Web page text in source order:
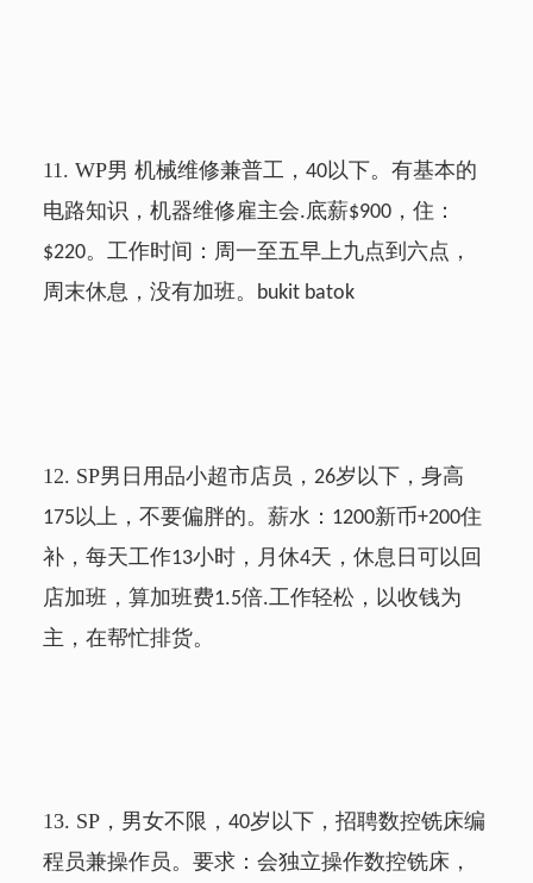
11. WP男 机械维修兼普工， 40以下。有基本的
电路知识，机器维修雇主会.底薪$900，住：
$220。工作时间：周一至五早上九点到六点，
周末休息，没有加班。
bukit batok
12. SP男日用品小超市店员， 26岁以下，身高
175 以上，不要偏胖的。薪水： 1200新币+200住
补，每天工作13小时，月休4天，休息日可以回
店加班，算加班费1.5倍.工作轻松，以收钱为
主，在帮忙排货。
13. SP，男女不限， 40岁以下，招聘数控铣床编
程员兼操作员。要求：会独立操作数控铣床，